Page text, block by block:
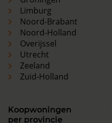
Limburg
Noord-Brabant
Noord-Holland
Overijssel
Utrecht
Zeeland
Zuid-Holland
Koopwoningen
per provincie